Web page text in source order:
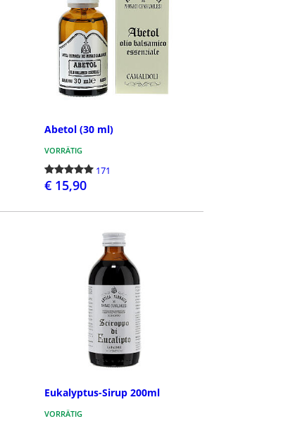
Abetol (30 ml)
VORRÄTIG
171
€ 15,90
Eukalyptus-Sirup 200ml
VORRÄTIG